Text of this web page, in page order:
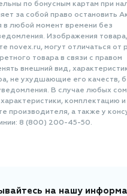
по бонусным картам при
за собой право остановить
в любой момент времени без
Изображения товара,
novex.ru, могут отличаться от
товара в связи с правом
внешний вид,
не ухудшающие его качеств,
В случае любых
комплектацию
производителя, а также у
8 (800) 200-45-50.
на нашу